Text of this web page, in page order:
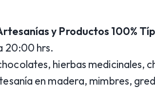
y Productos 100%
20:00 hrs.
hierbas medicinales,
en madera, mimbres,